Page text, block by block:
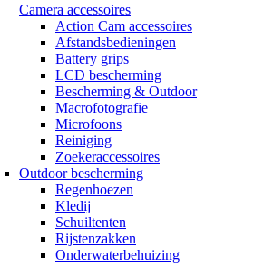
Camera accessoires
Action Cam accessoires
Afstandsbedieningen
Battery grips
LCD bescherming
Bescherming & Outdoor
Macrofotografie
Microfoons
Reiniging
Zoekeraccessoires
Outdoor bescherming
Regenhoezen
Kledij
Schuiltenten
Rijstenzakken
Onderwaterbehuizing